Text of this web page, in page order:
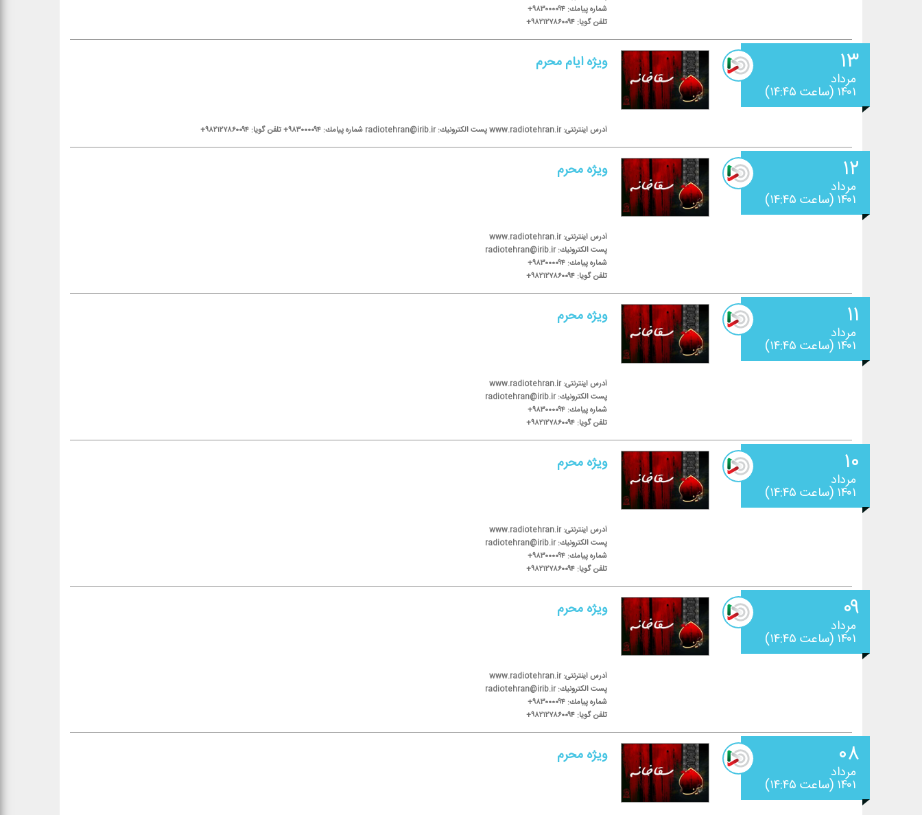
شماره پیامك: ۹۸۳۰۰۰۰۹۴+
تلفن گویا: ۹۸۲۱۲۷۸۶۰۰۹۴+
۱۳
مرداد
۱۴۰۱ (ساعت ۱۴:۴۵)
ویژه ایام محرم
آدرس اینترنتی: www.radiotehran.ir پست الكترونیك: radiotehran@irib.ir شماره پیامك: ۹۸۳۰۰۰۰۹۴+ تلفن گویا: ۹۸۲۱۲۷۸۶۰۰۹۴+
۱۲
مرداد
۱۴۰۱ (ساعت ۱۴:۴۵)
ویژه محرم
آدرس اینترنتی: www.radiotehran.ir
پست الكترونیك: radiotehran@irib.ir
شماره پیامك: ۹۸۳۰۰۰۰۹۴+
تلفن گویا: ۹۸۲۱۲۷۸۶۰۰۹۴+
۱۱
مرداد
۱۴۰۱ (ساعت ۱۴:۴۵)
ویژه محرم
آدرس اینترنتی: www.radiotehran.ir
پست الكترونیك: radiotehran@irib.ir
شماره پیامك: ۹۸۳۰۰۰۰۹۴+
تلفن گویا: ۹۸۲۱۲۷۸۶۰۰۹۴+
۱۰
مرداد
۱۴۰۱ (ساعت ۱۴:۴۵)
ویژه محرم
آدرس اینترنتی: www.radiotehran.ir
پست الكترونیك: radiotehran@irib.ir
شماره پیامك: ۹۸۳۰۰۰۰۹۴+
تلفن گویا: ۹۸۲۱۲۷۸۶۰۰۹۴+
۰۹
مرداد
۱۴۰۱ (ساعت ۱۴:۴۵)
ویژه محرم
آدرس اینترنتی: www.radiotehran.ir
پست الكترونیك: radiotehran@irib.ir
شماره پیامك: ۹۸۳۰۰۰۰۹۴+
تلفن گویا: ۹۸۲۱۲۷۸۶۰۰۹۴+
۰۸
مرداد
۱۴۰۱ (ساعت ۱۴:۴۵)
ویژه محرم